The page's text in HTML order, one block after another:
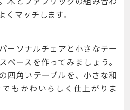
マッチします。
ーソナルチェアと小さなテー
ペースを作ってみましょう。
四角いテーブルを、小さな和
もかわいらしく仕上がりま